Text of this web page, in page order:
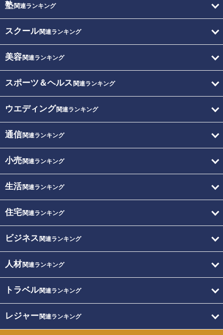
塾関連ランキング
スクール関連ランキング
美容関連ランキング
スポーツ＆ヘルス 関連ランキング
ウエディング関連ランキング
通信関連ランキング
小売関連ランキング
生活関連ランキング
住宅関連ランキング
ビジネス 関連ランキング
人材関連ランキング
トラベル関連ランキング
レジャー関連ランキング